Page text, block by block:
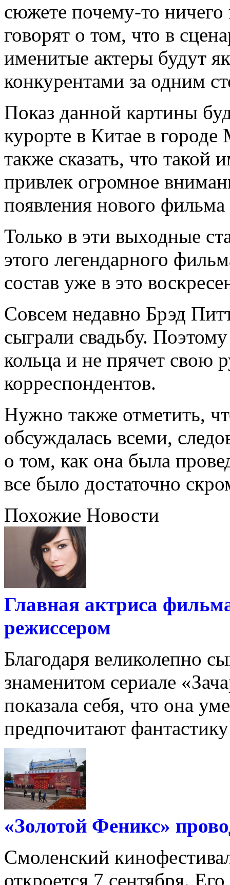
сюжете почему-то
говорят о том, что в
именитые актеры будут
конкурентами за одним
Показ данной картины
курорте в Китае в
также сказать, что такой
привлек огромное
появления нового
Только в эти выходные
этого легендарного
состав уже в это
Совсем недавно Брэд
сыграли свадьбу.
кольца и не прячет свою
корреспондентов.
Нужно также отметить,
обсуждалась всеми,
о том, как она была
все было достаточно
Похожие Новости
Главная актриса
режиссером
Благодаря великолепно
знаменитом сериале
показала себя, что она
предпочитают
«Золотой Феникс»
Смоленский
откроется 7 сентября.